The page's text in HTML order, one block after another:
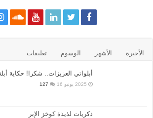
الأخيرة الأشهر الوسوم تعليقات
أبلواتي العزيزات.. شكرا! حكاية
2025 يونيو 16 127
ذكريات لذيذة كوخز الإبر